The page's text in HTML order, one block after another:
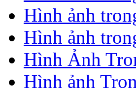
Hình ảnh
Hình ảnh
Hình Ảnh
Hình ảnh